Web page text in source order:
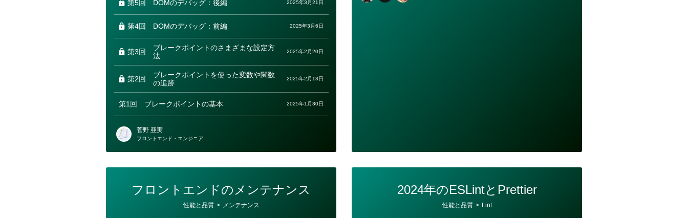
第5回 DOMのデバッグ：後編 2025年3月21日
第4回 DOMのデバッグ：前編 2025年3月6日
第3回
ブレークポイントのさまざまな設定方
法
2025年2月20日
第2回
ブレークポイントを使った変数や関数
の追跡
2025年2月13日
第1回 ブレークポイントの基本 2025年1月30日
菅野 亜実
フロントエンド・エンジニア
フロントエンドのメンテナンス
性能と品質 > メンテナンス
2024年のESLintとPrettier
性能と品質 > Lint